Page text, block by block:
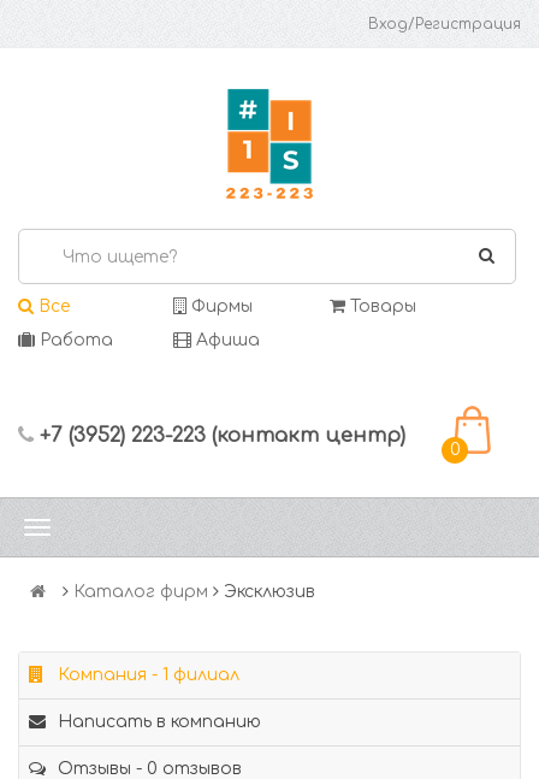
Вход/Регистрация
Все Фирмы
Товары
Работа
Афиша
+7 (3952) 223-223 (контакт центр)
0
Каталог фирм Эксклюзив
Компания - 1 филиал
Написать в компанию
Отзывы - 0 отзывов